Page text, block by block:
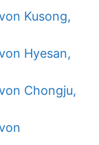
Kusong,
Hyesan,
Chongju,